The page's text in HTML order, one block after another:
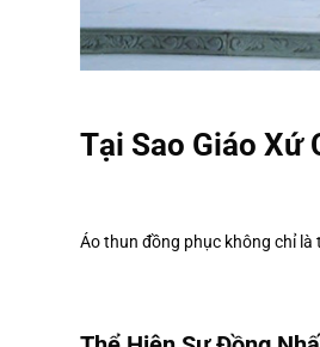
Tại Sao Giáo Xứ
Áo thun đồng phục không chỉ